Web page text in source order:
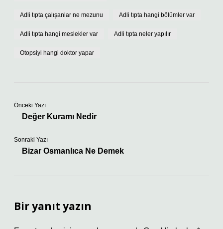
Adli tıpta çalışanlar ne mezunu Adli tıpta hangi bölümler var
Adli tıpta hangi meslekler var Adli tıpta neler yapılır
Otopsiyi hangi doktor yapar
Önceki Yazı
Değer Kuramı Nedir
Sonraki Yazı
Bizar Osmanlıca Ne Demek
Bir yanıt yazın